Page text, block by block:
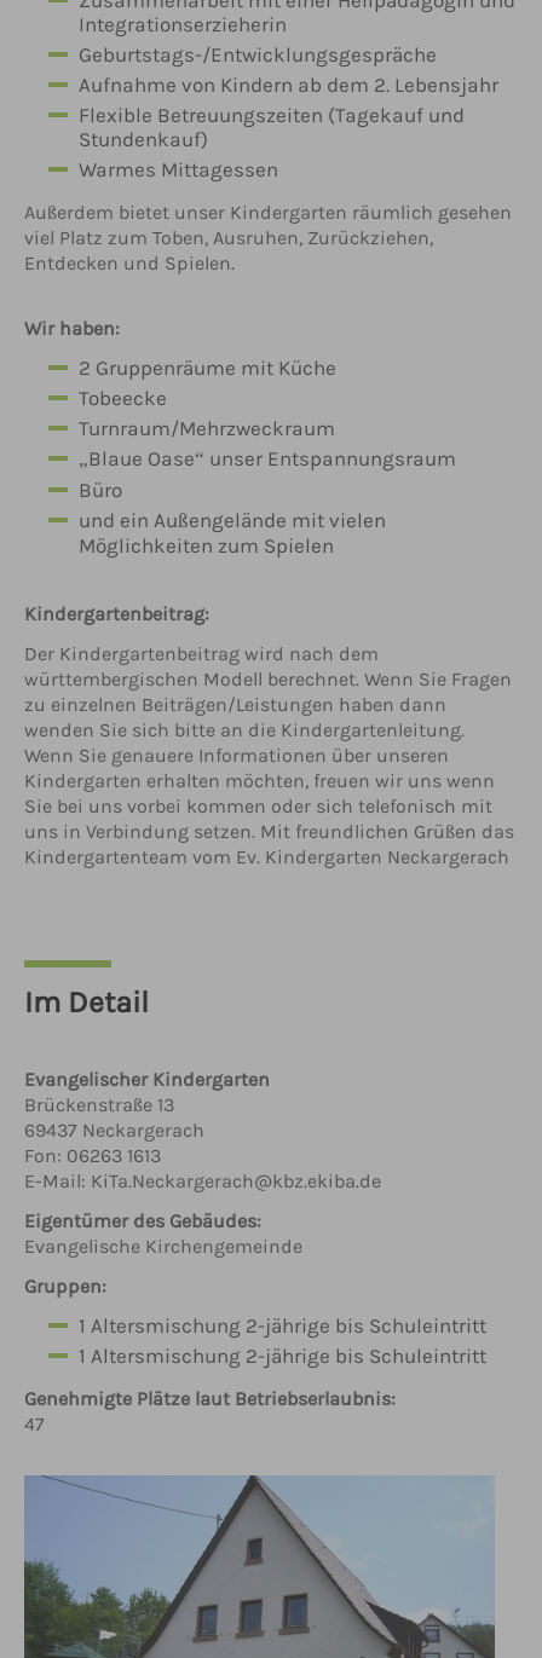
Integrationserzieherin
Geburtstags-/Entwicklungsgespräche
Aufnahme von Kindern ab dem 2. Lebensjahr
Flexible Betreuungszeiten (Tagekauf und
Stundenkauf)
Warmes Mittagessen
Außerdem bietet unser Kindergarten räumlich gesehen
viel Platz zum Toben, Ausruhen, Zurückziehen,
Entdecken und Spielen.
Wir haben:
2 Gruppenräume mit Küche
Tobeecke
Turnraum/Mehrzweckraum
„Blaue Oase“ unser Entspannungsraum
Büro
und ein Außengelände mit vielen
Möglichkeiten zum Spielen
Kindergartenbeitrag:
Der Kindergartenbeitrag wird nach dem
württembergischen Modell berechnet. Wenn Sie Fragen
zu einzelnen Beiträgen/Leistungen haben dann
wenden Sie sich bitte an die Kindergartenleitung.
Wenn Sie genauere Informationen über unseren
Kindergarten erhalten möchten, freuen wir uns wenn
Sie bei uns vorbei kommen oder sich telefonisch mit
uns in Verbindung setzen. Mit freundlichen Grüßen das
Kindergartenteam vom Ev. Kindergarten Neckargerach
Im Detail
Evangelischer Kindergarten
Brückenstraße 13
69437 Neckargerach
Fon: 06263 1613
E-Mail: KiTa.Neckargerach@kbz.ekiba.de
Eigentümer des Gebäudes:
Evangelische Kirchengemeinde
Gruppen:
1 Altersmischung 2-jährige bis Schuleintritt
1 Altersmischung 2-jährige bis Schuleintritt
Genehmigte Plätze laut Betriebserlaubnis:
47